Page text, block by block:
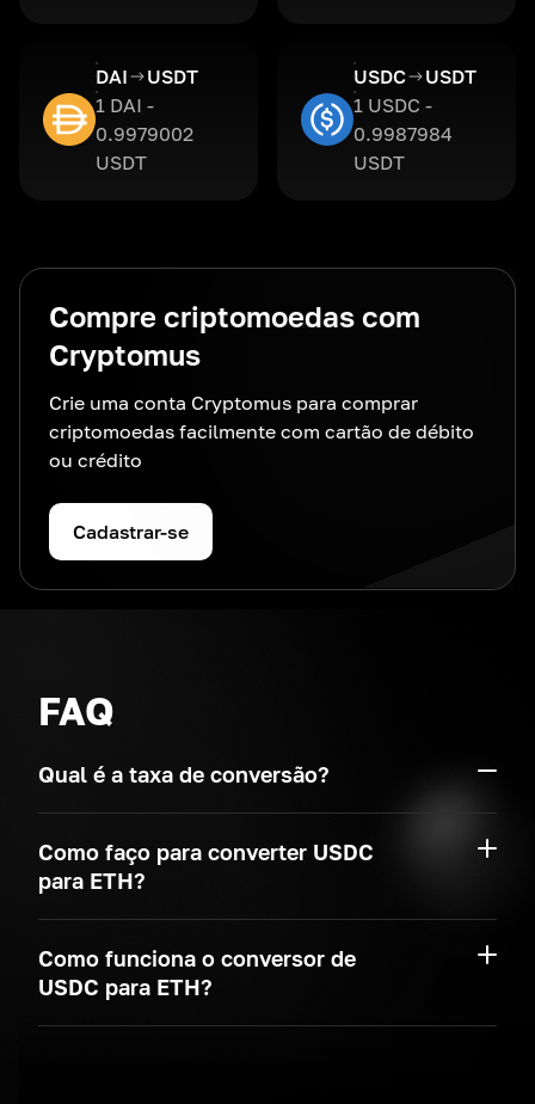
DAI
USDT
1 DAI -
0.9979002
USDT
USDC
USDT
1 USDC -
0.9987984
USDT
Compre criptomoedas com
Cryptomus
Crie uma conta Cryptomus para comprar
criptomoedas facilmente com cartão de débito
ou crédito
Cadastrar-se
FAQ
Qual é a taxa de conversão?
Como faço para converter USDC
para ETH?
Como funciona o conversor de
USDC para ETH?